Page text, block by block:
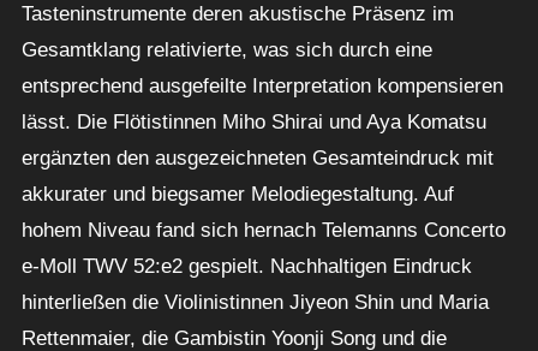
Tasteninstrumente deren akustische Präsenz im
Gesamtklang relativierte, was sich durch eine
entsprechend ausgefeilte Interpretation kompensieren
lässt. Die Flötistinnen Miho Shirai und Aya Komatsu
ergänzten den ausgezeichneten Gesamteindruck mit
akkurater und biegsamer Melodiegestaltung. Auf
hohem Niveau fand sich hernach Telemanns Concerto
e-Moll TWV 52:e2 gespielt. Nachhaltigen Eindruck
hinterließen die Violinistinnen Jiyeon Shin und Maria
Rettenmaier, die Gambistin Yoonji Song und die